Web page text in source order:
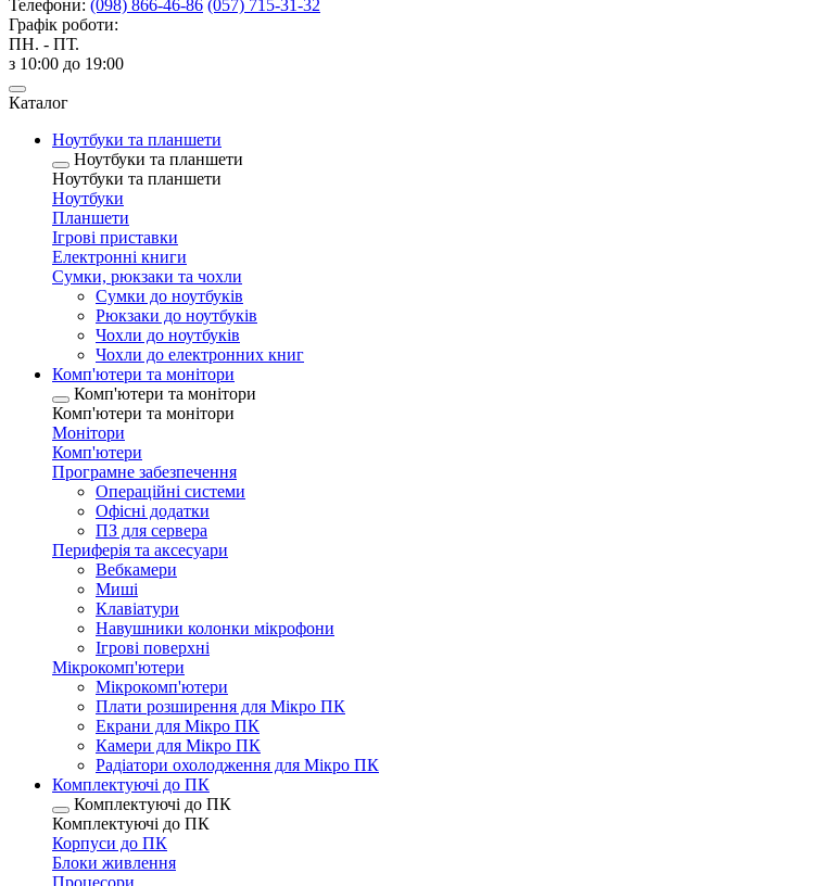
Телефони: (098) 866-46-86 (057) 715-31-32
Графік роботи:
ПН. - ПТ.
з 10:00 до 19:00
Каталог
Ноутбуки та планшети
Ноутбуки та планшети
Ноутбуки та планшети
Ноутбуки
Планшети
Ігрові приставки
Електронні книги
Сумки, рюкзаки та чохли
Сумки до ноутбуків
Рюкзаки до ноутбуків
Чохли до ноутбуків
Чохли до електронних книг
Комп'ютери та монітори
Комп'ютери та монітори
Комп'ютери та монітори
Монітори
Комп'ютери
Програмне забезпечення
Операційні системи
Офісні додатки
ПЗ для сервера
Периферія та аксесуари
Вебкамери
Миші
Клавіатури
Навушники колонки мікрофони
Ігрові поверхні
Мікрокомп'ютери
Мікрокомп'ютери
Плати розширення для Мікро ПК
Екрани для Мікро ПК
Камери для Мікро ПК
Радіатори охолодження для Мікро ПК
Комплектуючі до ПК
Комплектуючі до ПК
Комплектуючі до ПК
Корпуси до ПК
Блоки живлення
Процесори